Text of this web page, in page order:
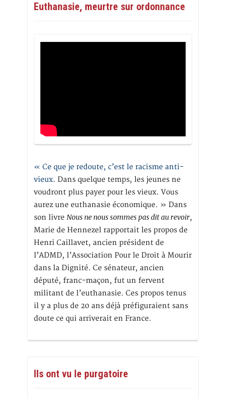
Euthanasie, meurtre sur ordonnance
« Ce que je redoute, c’est le racisme anti-
vieux. Dans quelque temps, les jeunes ne
voudront plus payer pour les vieux. Vous
aurez une euthanasie économique. » Dans
son livre Nous ne nous sommes pas dit au revoir,
Marie de Hennezel rapportait les propos de
Henri Caillavet, ancien président de
l’ADMD, l’Association Pour le Droit à Mourir
dans la Dignité. Ce sénateur, ancien
député, franc-maçon, fut un fervent
militant de l’euthanasie. Ces propos tenus
il y a plus de 20 ans déjà préfiguraient sans
doute ce qui arriverait en France.
Ils ont vu le purgatoire